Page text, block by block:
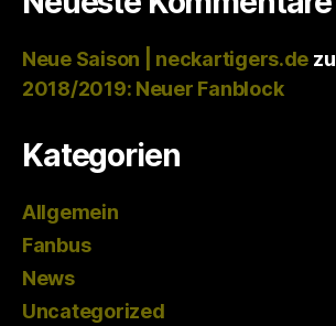
Neue Saison | neckartigers.de zu
2018/2019: Neuer Fanblock
Kategorien
Allgemein
Fanbus
News
Uncategorized